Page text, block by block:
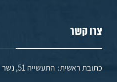
צרו קשר
כתובת ראשית: התעשייה 51, נשר